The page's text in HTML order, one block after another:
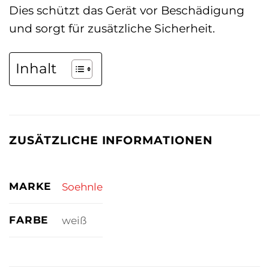
Dies schützt das Gerät vor Beschädigung
und sorgt für zusätzliche Sicherheit.
Inhalt
ZUSÄTZLICHE INFORMATIONEN
MARKE Soehnle
FARBE weiß